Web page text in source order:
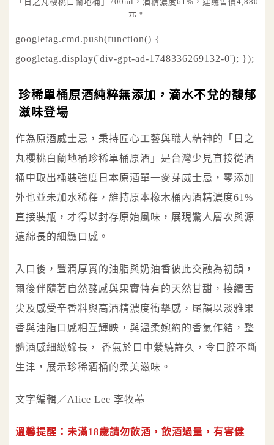
元。
googletag.cmd.push(function() {
googletag.display('div-gpt-ad-1748336269132-0'); });
珍稀單桶原酒純粹無添加，滴水不兌的馥郁
滋味登場
作為原酒威士忌，秉持匠心工藝與職人精神的「日之
丸櫻桃白蘭地桶珍稀單桶原酒」是台灣少見直接從酒
桶中取出桶裝強度日本原酒單一麥芽威士忌，零添加
外也並未加水稀釋，維持原本橡木桶內酒精濃度61%
直接裝瓶，才得以封存原始風味，展現驚人層次與源
遠綿長的細緻口感。
入口後，豐潤厚實的油脂與奶油香彼此交融為初韻，
爾後伴隨著自然酸感與果實特有的天然甘甜，接續舌
尖及感受辛香料與高酒精濃度衝擊感，尾韻以淡雅果
香與油脂口感相互輝映，與溫柔婉約的香氣作結，整
體酒感細緻綿長， 香氣於口中縈繞許久，令口腔不斷
生津，展示珍稀酒桶的柔美滋味。
文字編輯／Alice Lee 李牧蓁
溫馨提醒：未滿18歲請勿飲酒，飲酒過量，有害健